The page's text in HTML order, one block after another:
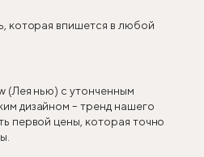
которая впишется в любой
(Лея нью) с утонченным
дизайном – тренд нашего
первой цены, которая точно